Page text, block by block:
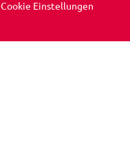
Cookie Einstellungen